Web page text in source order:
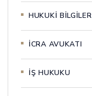
HUKUKİ BİLGİLER
İCRA AVUKATI
İŞ HUKUKU